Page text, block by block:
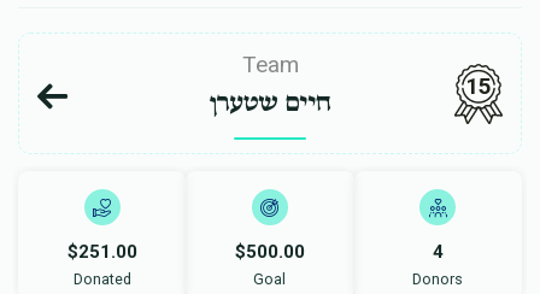
Team
חיים שטערן 15
$251.00
Donated
$500.00
Goal
4
Donors